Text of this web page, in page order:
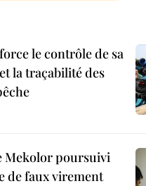
le contrôle de sa
la traçabilité des
Mekolor poursuivi
de faux virement